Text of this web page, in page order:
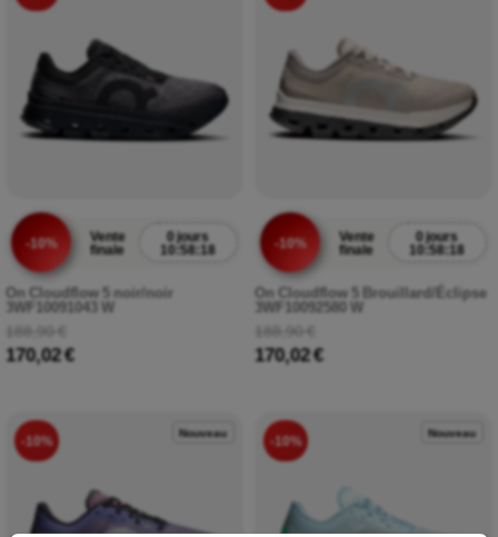
-10%
Vente
finale
0 jours
10:58:17
On Cloudflow 5 noir/noir
3WF10091043 W
188,90 €
170,02 €
-10%
Vente
finale
0 jours
10:58:17
On Cloudflow 5 Brouillard/Éclipse
3WF10092580 W
188,90 €
170,02 €
-10%
Nouveau
-10%
Nouveau